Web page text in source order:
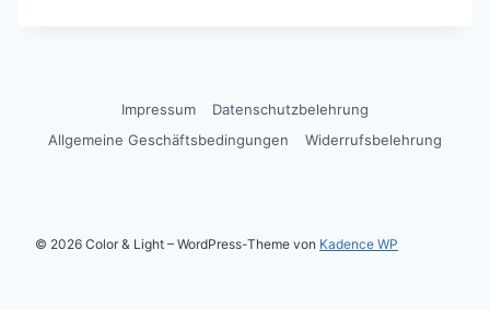
Impressum
Datenschutzbelehrung
Allgemeine Geschäftsbedingungen
Widerrufsbelehrung
© 2026 Color & Light – WordPress-Theme von Kadence WP